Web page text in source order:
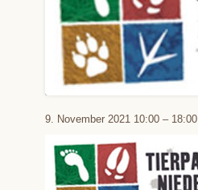
Tierpark
9. November 2021 10:00 – 18:00